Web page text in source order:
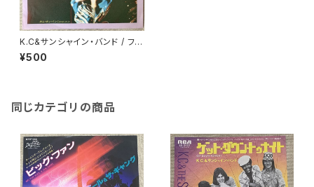
K.C&サンシャイン・バンド / ファ
ンキーでいこう
¥500
同じカテゴリの商品